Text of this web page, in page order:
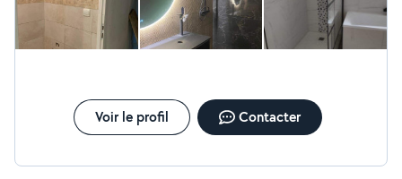
Voir le profil Contacter